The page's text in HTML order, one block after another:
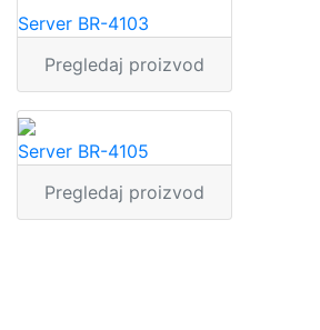
Server BR-4103
Pregledaj proizvod
Server BR-4105
Pregledaj proizvod